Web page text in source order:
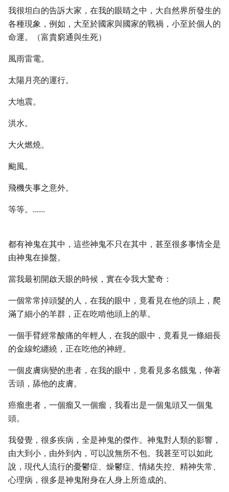
我很坦白的告訴大家，在我的眼睛之中，大自然界所發生的
各種現象，例如，大至於國家與國家的戰禍，小至於個人的
命運。（富貴窮通與生死）
風雨雷電。
太陽月亮的運行。
大地震。
洪水。
大火燃燒。
颱風。
飛機失事之意外。
等等。......
都有神鬼在其中，這些神鬼不只在其中，甚至很多事情全是
由神鬼在操盤。
當我最初開啟天眼的時候，實在令我大驚奇：
一個常常掉頭髮的人，在我的眼中，竟看見在他的頭上，爬
滿了細小的羊群，正在吃啃他頭上的草。
一個手臂經常酸痛的年輕人，在我的眼中，竟看見一條細長
的金線蛇纏繞，正在吃他的神經。
一個皮膚病變的患者，在我的眼中，竟看見多名餓鬼，伸著
舌頭，舔他的皮膚。
癌瘤患者，一個瘤又一個瘤，我看出是一個鬼頭又一個鬼
頭。
我發覺，很多疾病，全是神鬼的傑作。神鬼對人類的影響，
由大到小，由外到內，可以說無所不包。我甚至可以如此
說，現代人流行的憂鬱症、燥鬱症、情緒失控、精神失常、
心理病，很多是神鬼附身在人身上所造成的。